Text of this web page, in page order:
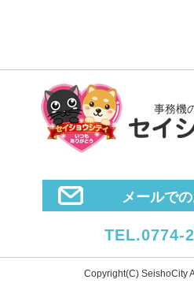
事務機
メールで
TEL.0774-
Copyright(C) SeishoCity